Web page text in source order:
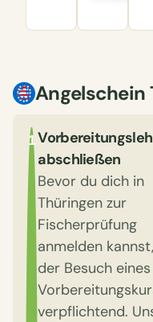
Angelschein
1
abschließen
Bevor du dich in
Thüringen zur
Fischerprüfung
anmelden
der Besuch eines
verpflichtend.